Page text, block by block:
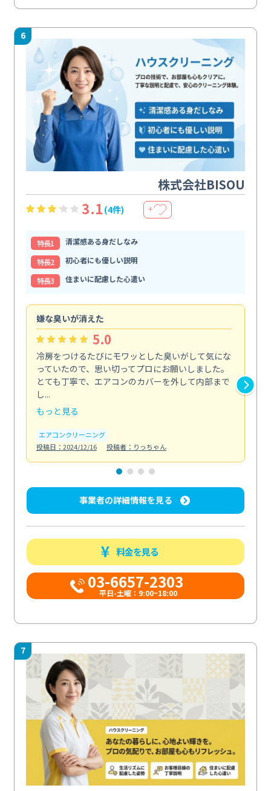
6
株式会社BISOU
3.1 (4件) ＋
特⻑1
清潔感ある身だしなみ
特⻑2
初心者にも優しい説明
特⻑3
住まいに配慮した心遣い
嫌な臭いが消えた
5.0
冷房をつけるたびにモワッとした臭いがして気にな
っていたので、思い切ってプロにお願いしました。
とても丁寧で、エアコンのカバーを外して内部まで
し...
もっと見る
エアコンクリーニング
投稿日：2024/12/16
投稿者：りっちゃん
事業者の詳細情報を見る
料金を見る
03-6657-2303
平日-土曜：9:00~18:00
7